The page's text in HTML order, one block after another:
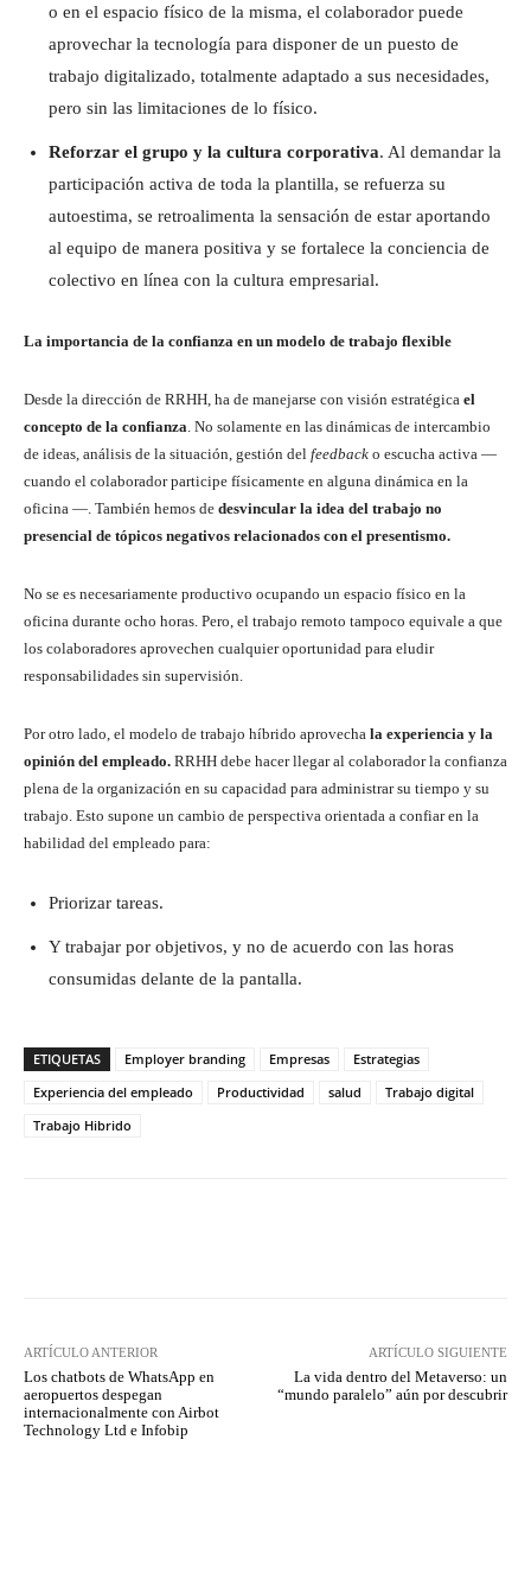
o en el espacio físico de la misma, el colaborador puede
aprovechar la tecnología para disponer de un puesto de
trabajo digitalizado, totalmente adaptado a sus necesidades,
pero sin las limitaciones de lo físico.
Reforzar el grupo y la cultura corporativa. Al demandar la
participación activa de toda la plantilla, se refuerza su
autoestima, se retroalimenta la sensación de estar aportando
al equipo de manera positiva y se fortalece la conciencia de
colectivo en línea con la cultura empresarial.
La importancia de la confianza en un modelo de trabajo flexible
Desde la dirección de RRHH, ha de manejarse con visión estratégica el
concepto de la confianza. No solamente en las dinámicas de intercambio
de ideas, análisis de la situación, gestión del feedback o escucha activa —
cuando el colaborador participe físicamente en alguna dinámica en la
oficina —. También hemos de desvincular la idea del trabajo no
presencial de tópicos negativos relacionados con el presentismo.
No se es necesariamente productivo ocupando un espacio físico en la
oficina durante ocho horas. Pero, el trabajo remoto tampoco equivale a que
los colaboradores aprovechen cualquier oportunidad para eludir
responsabilidades sin supervisión.
Por otro lado, el modelo de trabajo híbrido aprovecha la experiencia y la
opinión del empleado. RRHH debe hacer llegar al colaborador la confianza
plena de la organización en su capacidad para administrar su tiempo y su
trabajo. Esto supone un cambio de perspectiva orientada a confiar en la
habilidad del empleado para:
Priorizar tareas.
Y trabajar por objetivos, y no de acuerdo con las horas
consumidas delante de la pantalla.
ETIQUETAS Employer branding Empresas
Estrategias
Experiencia del empleado
Productividad salud
Trabajo digital
Trabajo Hibrido
ARTÍCULO ANTERIOR
Los chatbots de WhatsApp en
aeropuertos despegan
internacionalmente con Airbot
Technology Ltd e Infobip
ARTÍCULO SIGUIENTE
La vida dentro del Metaverso: un
“mundo paralelo” aún por descubrir